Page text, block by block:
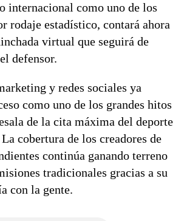
internacional como uno de los
rodaje estadístico, contará ahora
virtual que seguirá de
defensor.
y redes sociales ya
como uno de los grandes hitos
de la cita máxima del deporte
cobertura de los creadores de
continúa ganando terreno
tradicionales gracias a su
con la gente.